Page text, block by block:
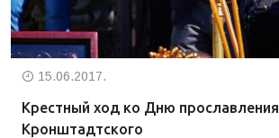
15.06.2017.
Крестный ход ко Дню
Кронштадтского